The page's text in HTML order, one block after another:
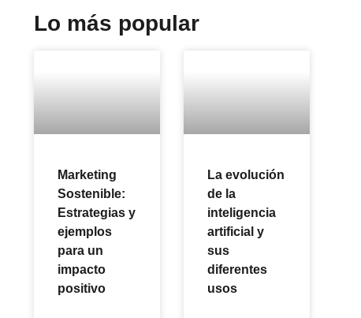
Lo más popular
Marketing
Sostenible:
Estrategias y
ejemplos
para un
impacto
positivo
La evolución
de la
inteligencia
artificial y
sus
diferentes
usos